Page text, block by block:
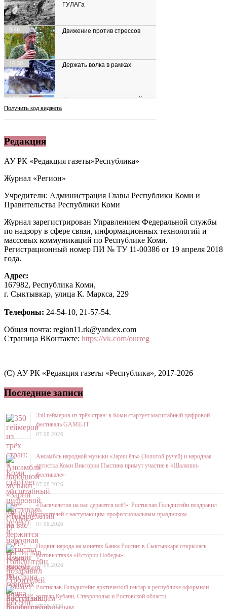
Редакция
АУ РК «Редакция газеты»Республика»
Журнал «Регион»
Учредители: Администрация Главы Республики Коми и
Правительства Республики Коми
Журнал зарегистрирован Управлением Федеральной службы
по надзору в сфере связи, информационных технологий и
массовых коммуникаций по Республике Коми.
Регистрационный номер ПИ № ТУ 11-00386 от 19 апреля 2018
года.
Адрес:
167982, Республика Коми,
г. Сыктывкар, улица К. Маркса, 229
Телефоны: 24-54-10, 21-57-54.
Общая почта: region11.rk@yandex.com
Страница ВКонтакте: https://vk.com/ourreg
(C) АУ РК «Редакция газеты «Республика», 2017-2026
Последние записи
350 геймеров из трёх стран: в Коми стартует масштабный цифровой
фестиваль GAME-IT
07.08.2026
Ансамбль народной музыки «Зарни ёль» (Золотой ручей) и народная
артистка Коми Виктория Пыстина примут участие в «Шаляпин-
фестивале»
07.08.2026
«Тысячелетия на вас держится всё!»: Ростислав Гольдштейн поздравил
строителей с наступающим профессиональным праздником
07.08.2026
Подвиг народа на монетах Банка России: в Сыктывкаре открылась
фотовыставка «Истории Победы»
07.08.2026
Ростислав Гольдштейн: арктический гектар в республике оформили
жители Кубани, Ставрополья и Ростовской области
07.08.2026